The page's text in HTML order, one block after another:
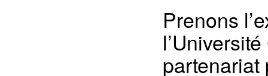
Prenons